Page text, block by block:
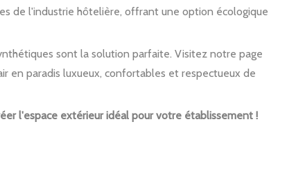
de l'industrie hôtelière, offrant une option écologique
sont la solution parfaite. Visitez notre page
en paradis luxueux, confortables et respectueux de
l'espace extérieur idéal pour votre établissement !